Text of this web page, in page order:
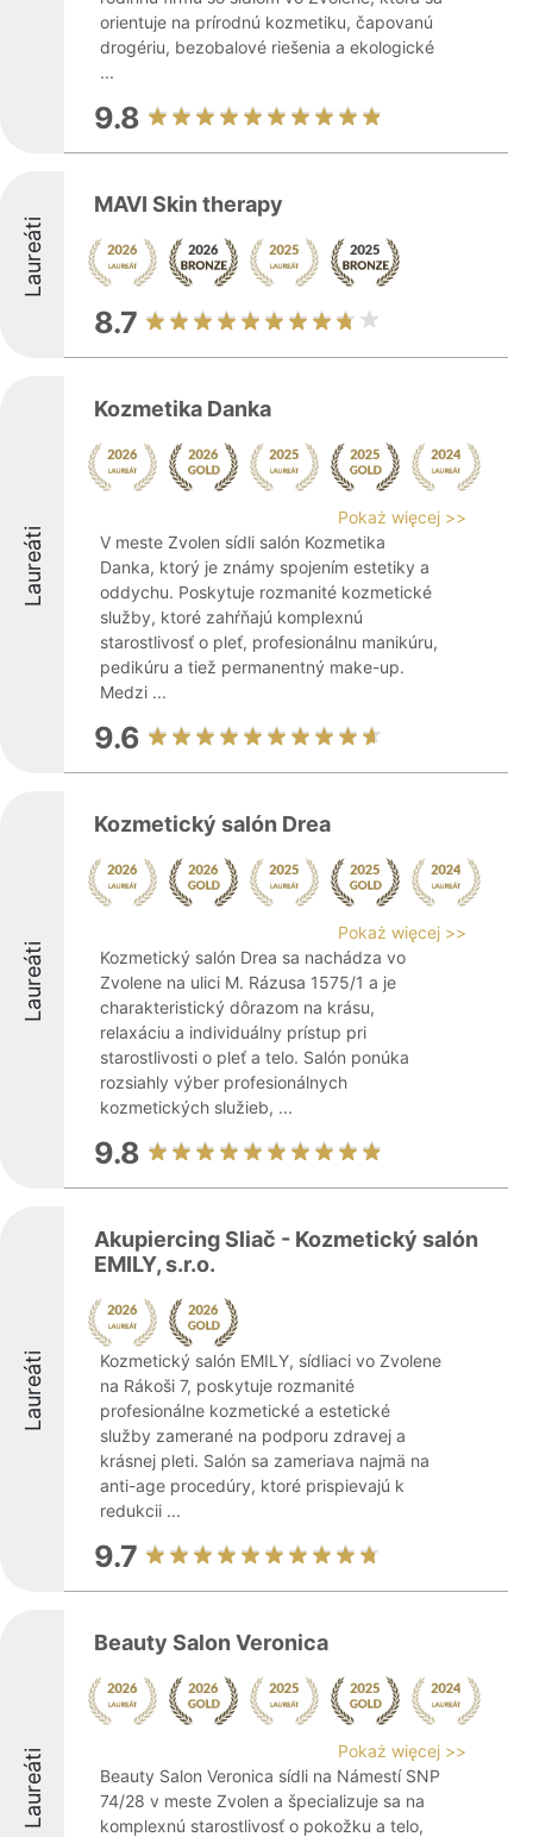
orientuje na prírodnú kozmetiku, čapovanú
drogériu, bezobalové riešenia a ekologické
...
9.8
Laureáti
MAVI Skin therapy
8.7
Laureáti
Kozmetika Danka
Pokaż więcej >>
V meste Zvolen sídli salón Kozmetika
Danka, ktorý je známy spojením estetiky a
oddychu. Poskytuje rozmanité kozmetické
služby, ktoré zahŕňajú komplexnú
starostlivosť o pleť, profesionálnu manikúru,
pedikúru a tiež permanentný make-up.
Medzi ...
9.6
Laureáti
Kozmetický salón Drea
Pokaż więcej >>
Kozmetický salón Drea sa nachádza vo
Zvolene na ulici M. Rázusa 1575/1 a je
charakteristický dôrazom na krásu,
relaxáciu a individuálny prístup pri
starostlivosti o pleť a telo. Salón ponúka
rozsiahly výber profesionálnych
kozmetických služieb, ...
9.8
Laureáti
Akupiercing Sliač - Kozmetický salón
EMILY, s.r.o.
Kozmetický salón EMILY, sídliaci vo Zvolene
na Rákoši 7, poskytuje rozmanité
profesionálne kozmetické a estetické
služby zamerané na podporu zdravej a
krásnej pleti. Salón sa zameriava najmä na
anti-age procedúry, ktoré prispievajú k
redukcii ...
9.7
Laureáti
Beauty Salon Veronica
Pokaż więcej >>
Beauty Salon Veronica sídli na Námestí SNP
74/28 v meste Zvolen a špecializuje sa na
komplexnú starostlivosť o pokožku a telo,